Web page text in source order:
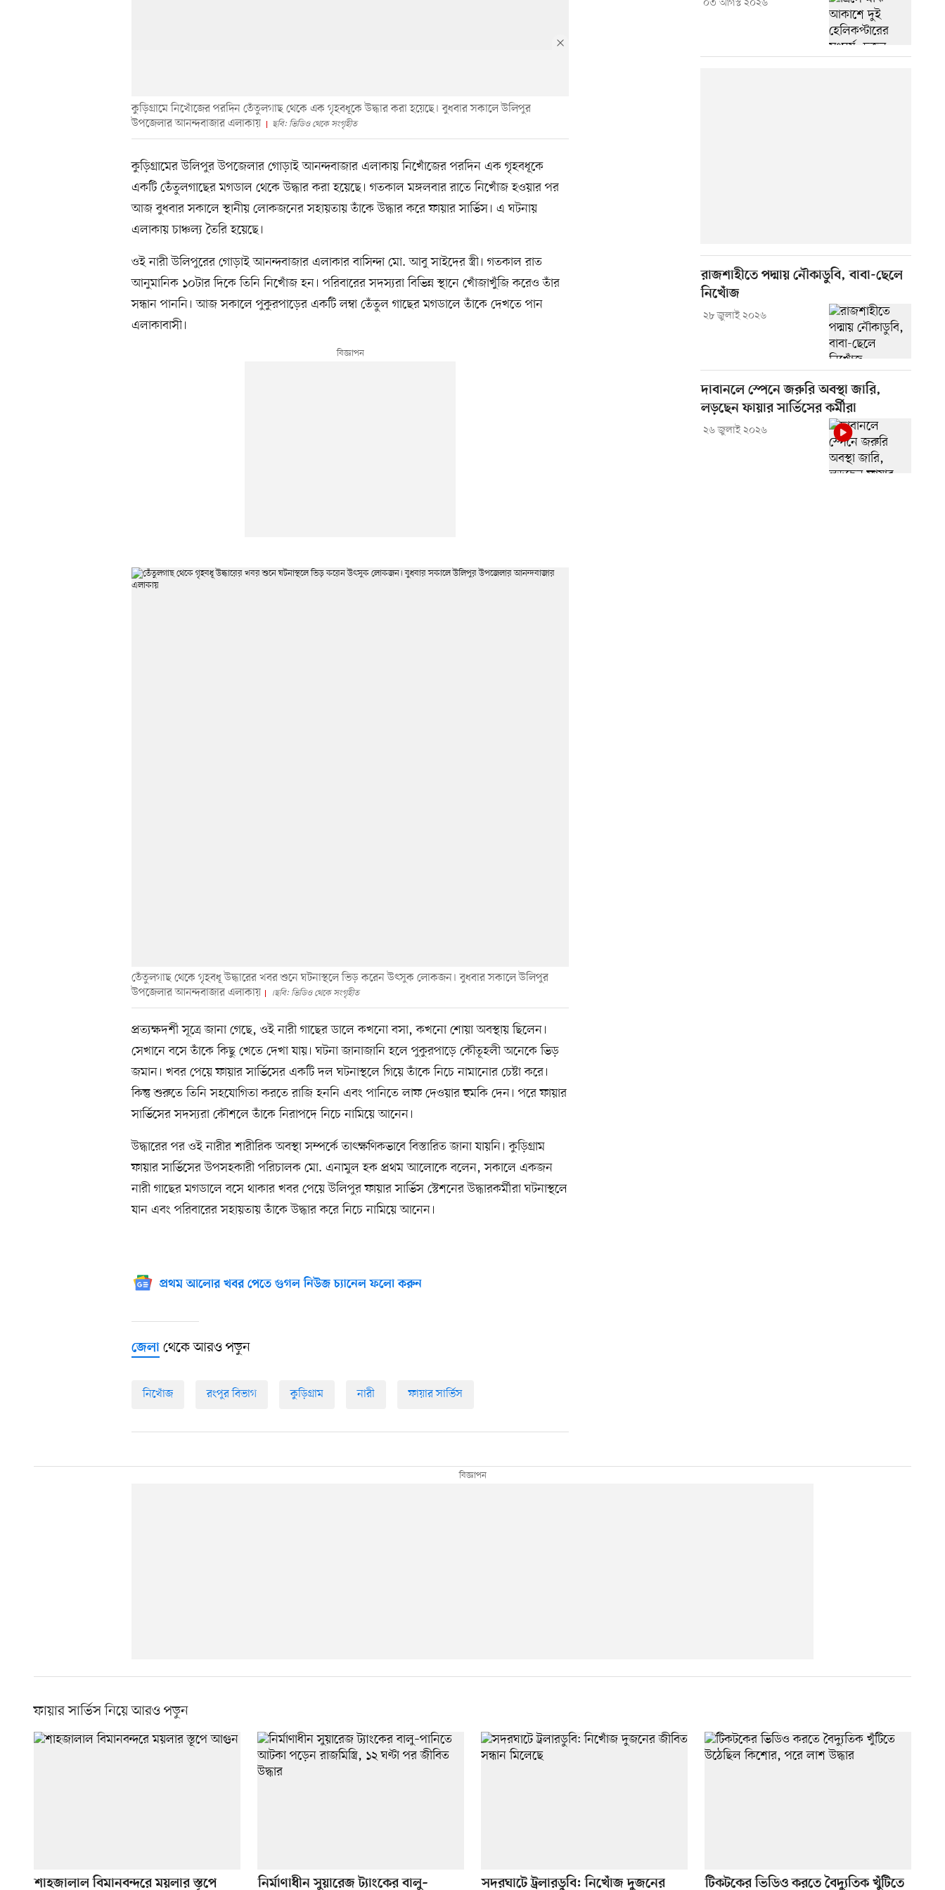
কুড়িগ্রামে নিখোঁজের পরদিন তেঁতুলগাছ থেকে এক গৃহবধূকে উদ্ধার করা হয়েছে। বুধবার সকালে উলিপুর
উপজেলার আনন্দবাজার এলাকায়
ছবি: ভিডিও থেকে সংগৃহীত
কুড়িগ্রামের উলিপুর উপজেলার গোড়াই আনন্দবাজার এলাকায় নিখোঁজের পরদিন এক গৃহবধূকে
একটি তেঁতুলগাছের মগডাল থেকে উদ্ধার করা হয়েছে। গতকাল মঙ্গলবার রাতে নিখোঁজ হওয়ার পর
আজ বুধবার সকালে স্থানীয় লোকজনের সহায়তায় তাঁকে উদ্ধার করে ফায়ার সার্ভিস। এ ঘটনায়
এলাকায় চাঞ্চল্য তৈরি হয়েছে।
ওই নারী উলিপুরের গোড়াই আনন্দবাজার এলাকার বাসিন্দা মো. আবু সাইদের স্ত্রী। গতকাল রাত
আনুমানিক ১০টার দিকে তিনি নিখোঁজ হন। পরিবারের সদস্যরা বিভিন্ন স্থানে খোঁজাখুঁজি করেও তাঁর
সন্ধান পাননি। আজ সকালে পুকুরপাড়ের একটি লম্বা তেঁতুল গাছের মগডালে তাঁকে দেখতে পান
এলাকাবাসী।
তেঁতুলগাছ থেকে গৃহবধূ উদ্ধারের খবর শুনে ঘটনাস্থলে ভিড় করেন উৎসুক লোকজন। বুধবার সকালে উলিপুর
উপজেলার আনন্দবাজার এলাকায়
।ছবি: ভিডিও থেকে সংগৃহীত
প্রত্যক্ষদর্শী সূত্রে জানা গেছে, ওই নারী গাছের ডালে কখনো বসা, কখনো শোয়া অবস্থায় ছিলেন।
সেখানে বসে তাঁকে কিছু খেতে দেখা যায়। ঘটনা জানাজানি হলে পুকুরপাড়ে কৌতূহলী অনেকে ভিড়
জমান। খবর পেয়ে ফায়ার সার্ভিসের একটি দল ঘটনাস্থলে গিয়ে তাঁকে নিচে নামানোর চেষ্টা করে।
কিন্তু শুরুতে তিনি সহযোগিতা করতে রাজি হননি এবং পানিতে লাফ দেওয়ার হুমকি দেন। পরে ফায়ার
সার্ভিসের সদস্যরা কৌশলে তাঁকে নিরাপদে নিচে নামিয়ে আনেন।
উদ্ধারের পর ওই নারীর শারীরিক অবস্থা সম্পর্কে তাৎক্ষণিকভাবে বিস্তারিত জানা যায়নি। কুড়িগ্রাম
ফায়ার সার্ভিসের উপসহকারী পরিচালক মো. এনামুল হক প্রথম আলোকে বলেন, সকালে একজন
নারী গাছের মগডালে বসে থাকার খবর পেয়ে উলিপুর ফায়ার সার্ভিস স্টেশনের উদ্ধারকর্মীরা ঘটনাস্থলে
যান এবং পরিবারের সহায়তায় তাঁকে উদ্ধার করে নিচে নামিয়ে আনেন।
প্রথম আলোর খবর পেতে গুগল নিউজ চ্যানেল ফলো করুন
জেলা থেকে আরও পড়ুন
নিখোঁজ রংপুর বিভাগ কুড়িগ্রাম নারী ফায়ার সার্ভিস
০৩ আগস্ট ২০২৬
রাজশাহীতে পদ্মায় নৌকাডুবি, বাবা-ছেলে
নিখোঁজ
২৮ জুলাই ২০২৬
দাবানলে স্পেনে জরুরি অবস্থা জারি,
লড়ছেন ফায়ার সার্ভিসের কর্মীরা
২৬ জুলাই ২০২৬
ফায়ার সার্ভিস নিয়ে আরও পড়ুন
শাহজালাল বিমানবন্দরে ময়লার স্তূপে নির্মাণাধীন সুয়ারেজ ট্যাংকের বালু– সদরঘাটে ট্রলারডুবি: নিখোঁজ দুজনের টিকটকের ভিডিও করতে বৈদ্যুতিক খুঁটিতে